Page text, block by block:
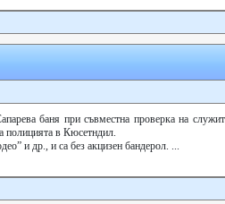
баня при съвместна проверка на
полицията в Кюсетндил.
и др., и са без акцизен бандерол. ...